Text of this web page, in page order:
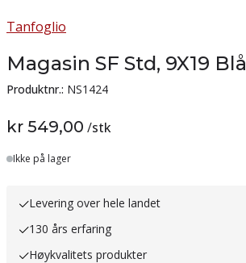
Tanfoglio
Magasin SF Std, 9X19 Blå
Produktnr.: NS1424
kr 549,00 /stk
Lager
Ikke på lager
Levering over hele landet
130 års erfaring
Høykvalitets produkter